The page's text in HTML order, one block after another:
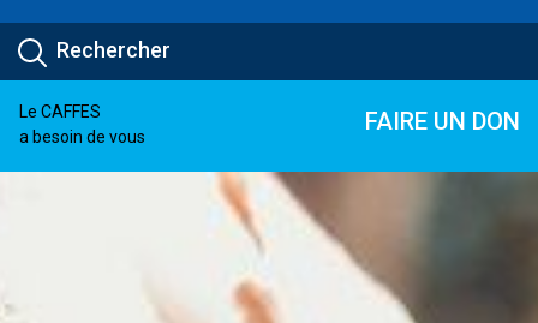
Le CAFFES
a besoin de vous
FAIRE UN DON